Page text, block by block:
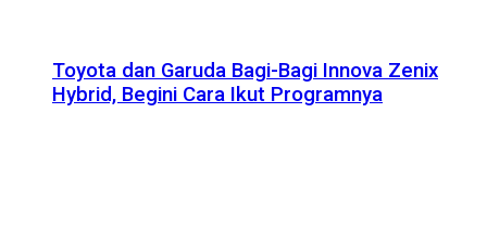
Toyota dan Garuda Bagi-Bagi Innova Zenix
Hybrid, Begini Cara Ikut Programnya